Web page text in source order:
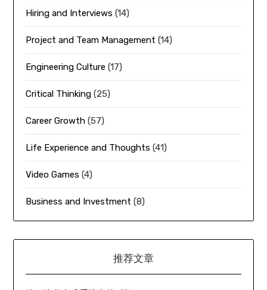
Hiring and Interviews (14)
Project and Team Management (14)
Engineering Culture (17)
Critical Thinking (25)
Career Growth (57)
Life Experience and Thoughts (41)
Video Games (4)
Business and Investment (8)
推荐文章